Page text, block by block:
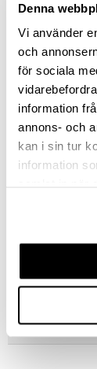
Denna
Vi använder
och
för sociala
information
annons- och
kan i sin tur
information
Malmö butik
Stockholm
Snabba
Hämta i
Ledande
FRÅGA OM